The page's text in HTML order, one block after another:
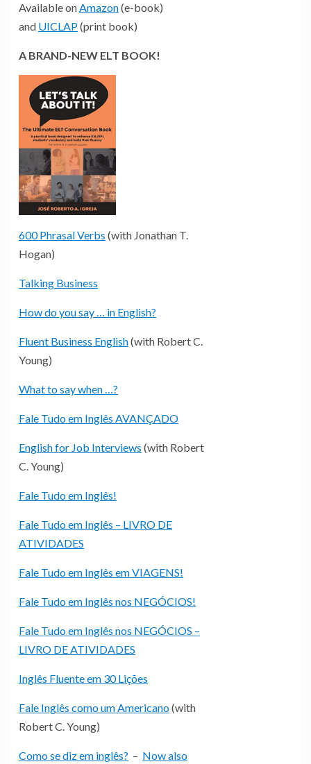
Available onAmazon(e-book)
and UICLAP(print book)
A BRAND-NEW ELT BOOK!
600 Phrasal Verbs (with Jonathan T.
Hogan)
Talking Business
How do you say … in English?
Fluent Business English(with Robert C.
Young)
What to say when …?
Fale Tudo em Inglês AVANÇADO
English for Job Interviews (with Robert
C. Young)
Fale Tudo em Inglês!
Fale Tudo em Inglês – LIVRO DE
ATIVIDADES
Fale Tudo em Inglês em VIAGENS!
Fale Tudo em Inglês nos NEGÓCIOS!
Fale Tudo em Inglês nos NEGÓCIOS –
LIVRO DE ATIVIDADES
Inglês Fluente em 30 Lições
Fale Inglês como um Americano(with
Robert C. Young)
Como se diz em inglês? – Now also